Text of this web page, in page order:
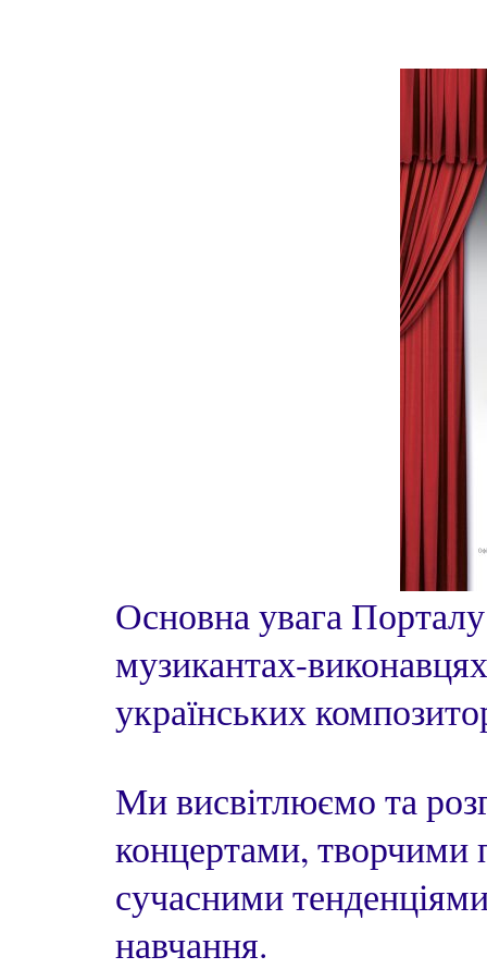
Основна увага
музикантах-
українських
Ми висвітлюємо та
концертами, творчими
сучасними
навчання.